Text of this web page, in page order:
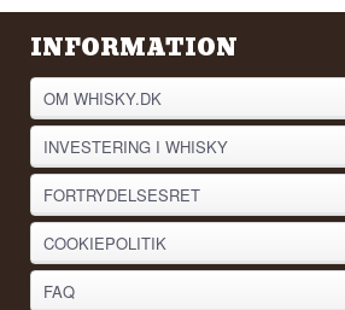
INFORMATION
OM WHISKY.DK
INVESTERING I WHISKY
FORTRYDELSESRET
COOKIEPOLITIK
FAQ